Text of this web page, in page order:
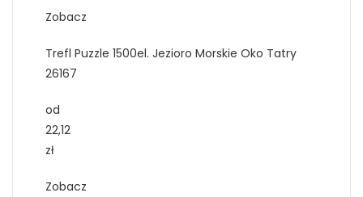
Zobacz
Trefl Puzzle 1500el. Jezioro Morskie Oko Tatry
26167
od
22,12
zł
Zobacz